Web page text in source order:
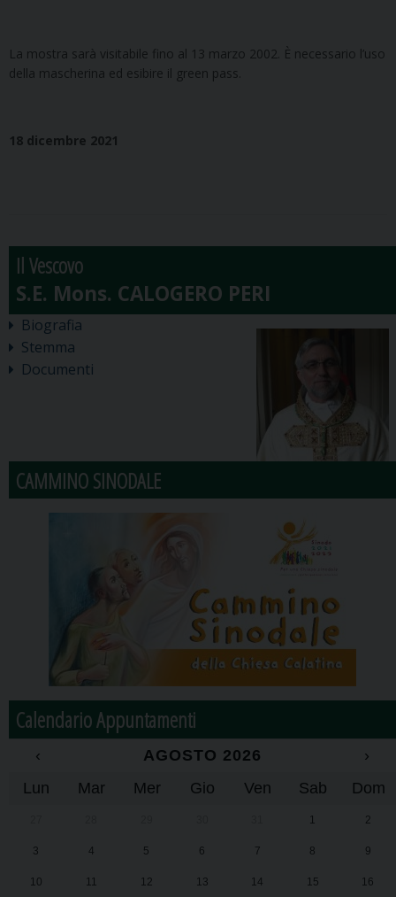
La mostra sarà visitabile fino al 13 marzo 2002. È necessario l’uso
della mascherina ed esibire il green pass.
18 dicembre 2021
Il Vescovo
Biografia
Stemma
Documenti
CAMMINO SINODALE
Calendario Appuntamenti
‹ AGOSTO 2026
›
Lun
Mar Mer Gio Ven Sab Dom
1 2
3 4 5 6 7 8 9
10 11 12 13 14 15 16